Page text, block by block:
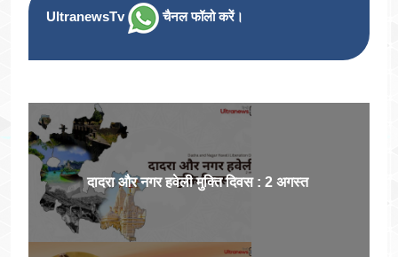
UltranewsTv
चैनल फॉलो करें।
दादरा और नगर हवेली मुक्ति दिवस : 2 अगस्त